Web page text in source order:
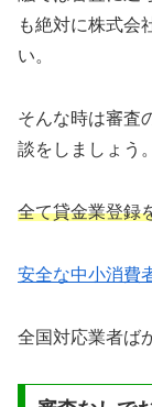
も絶対に株式会
い。
そんな時は審査
談をしましょう。
全て貸金業登録
安全な中小消費
全国対応業者ば